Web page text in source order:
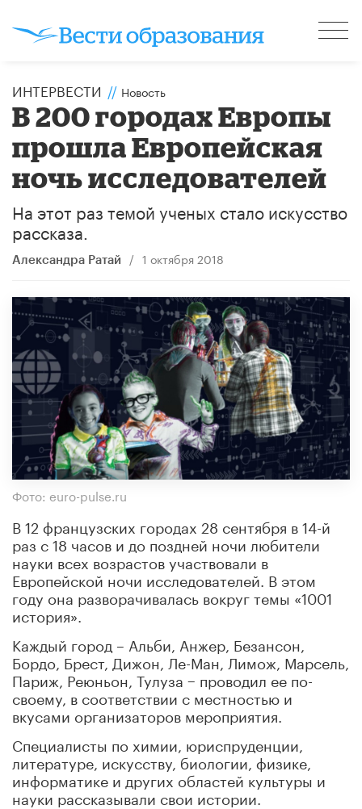
ИНТЕРВЕСТИ // Новость
В 200 городах Европы
прошла Европейская
ночь исследователей
На этот раз темой ученых стало искусство
рассказа.
Александра Ратай / 1 октября 2018
Фото: euro-pulse.ru
В 12 французских городах 28 сентября в 14-й
раз с 18 часов и до поздней ночи любители
науки всех возрастов участвовали в
Европейской ночи исследователей. В этом
году она разворачивалась вокруг темы «1001
история».
Каждый город – Альби, Анжер, Безансон,
Бордо, Брест, Дижон, Ле-Ман, Лимож, Марсель,
Париж, Реюньон, Тулуза − проводил ее по-
своему, в соответствии с местностью и
вкусами организаторов мероприятия.
Специалисты по химии, юриспруденции,
литературе, искусству, биологии, физике,
информатике и других областей культуры и
науки рассказывали свои истории.